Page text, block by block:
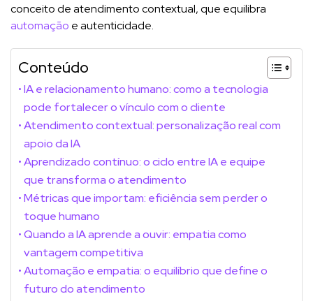
conceito de atendimento contextual, que equilibra
automação e autenticidade.
Conteúdo
IA e relacionamento humano: como a tecnologia
pode fortalecer o vínculo com o cliente
Atendimento contextual: personalização real com
apoio da IA
Aprendizado contínuo: o ciclo entre IA e equipe
que transforma o atendimento
Métricas que importam: eficiência sem perder o
toque humano
Quando a IA aprende a ouvir: empatia como
vantagem competitiva
Automação e empatia: o equilíbrio que define o
futuro do atendimento